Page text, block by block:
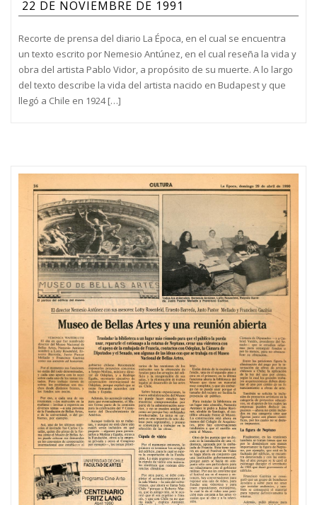
22 DE NOVIEMBRE DE 1991
Recorte de prensa del diario La Época, en el cual se encuentra
un texto escrito por Nemesio Antúnez, en el cual reseña la vida y
obra del artista Pablo Vidor, a propósito de su muerte. A lo largo
del texto describe la vida del artista nacido en Budapest y que
llegó a Chile en 1924 […]